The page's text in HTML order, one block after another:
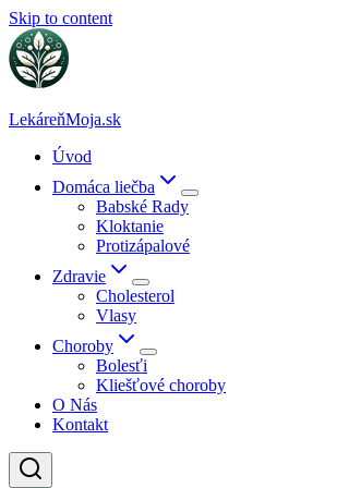
Skip to content
LekáreňMoja.sk
Úvod
Domáca liečba
Babské Rady
Kloktanie
Protizápalové
Zdravie
Cholesterol
Vlasy
Choroby
Bolesťi
Kliešťové choroby
O Nás
Kontakt